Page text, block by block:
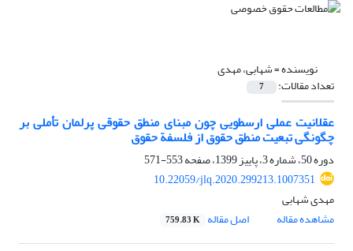
نویسنده =شهابی، مهدی
تعداد مقالات: 7
عقلانیت عملی ارسطویی چون مبنای منطق حقوقی پرلمان تأملی بر
چگونگی تبعیت منطق حقوق از فلسفة حقوق
دوره 50، شماره 3، پاییز 1399، صفحه
553-571
10.22059/jlq.2020.299213.1007351
مهدی شهابی
مشاهده مقاله
اصل مقاله 759.83 K